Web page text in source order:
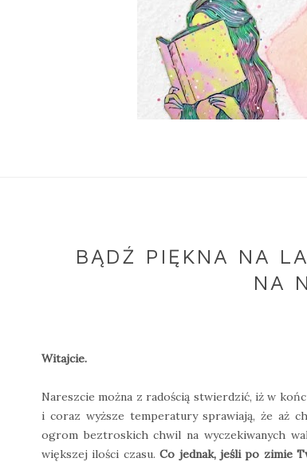
BĄDŹ PIĘKNA NA
NA
Witajcie.
Nareszcie można z radością stwierdzić, iż w
i coraz wyższe temperatury sprawiają, że aż
ogrom beztroskich chwil na wyczekiwanych
większej ilości czasu.Co jednak, jeśli po zimie